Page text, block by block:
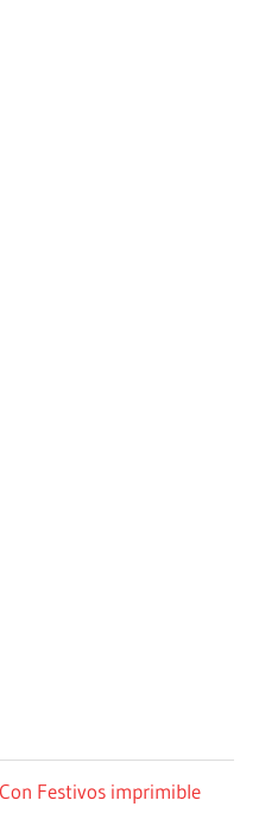
Festivos imprimible